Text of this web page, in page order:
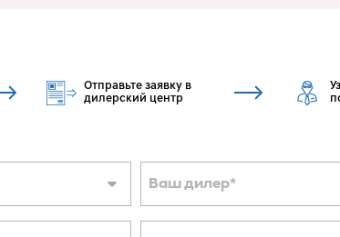
Отправьте заявку в
дилерский центр
Ваш дилер*